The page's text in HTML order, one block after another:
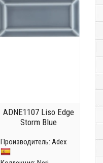
ADNE1107 Liso Edge
Storm Blue
Производитель: Adex